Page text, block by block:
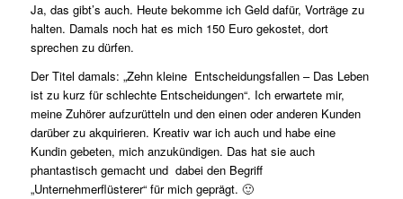
Ja, das gibt’s auch. Heute bekomme ich Geld dafür, Vorträge zu
halten. Damals noch hat es mich 150 Euro gekostet, dort
sprechen zu dürfen.
Der Titel damals: „Zehn kleine Entscheidungsfallen – Das Leben
ist zu kurz für schlechte Entscheidungen“. Ich erwartete mir,
meine Zuhörer aufzurütteln und den einen oder anderen Kunden
darüber zu akquirieren. Kreativ war ich auch und habe eine
Kundin gebeten, mich anzukündigen. Das hat sie auch
phantastisch gemacht und dabei den Begriff
„Unternehmerflüsterer“ für mich geprägt. 🙂